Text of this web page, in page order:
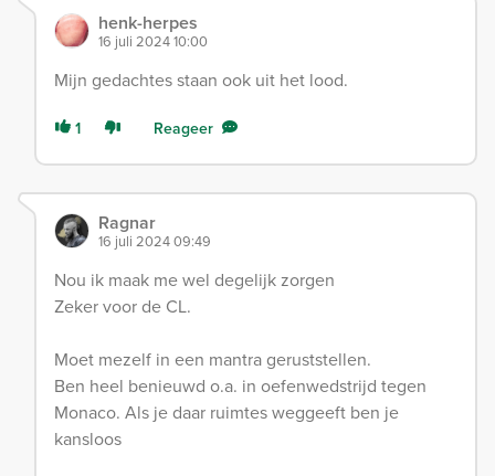
henk-herpes
16 juli 2024 10:00
Mijn gedachtes staan ook uit het lood.
1 Reageer
Ragnar
16 juli 2024 09:49
Nou ik maak me wel degelijk zorgen
Zeker voor de CL.
Moet mezelf in een mantra geruststellen.
Ben heel benieuwd o.a. in oefenwedstrijd tegen
Monaco. Als je daar ruimtes weggeeft ben je
kansloos